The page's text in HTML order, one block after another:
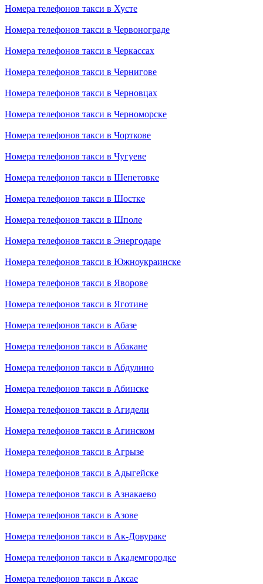
Номера телефонов такси в Хусте
Номера телефонов такси в Червонограде
Номера телефонов такси в Черкассах
Номера телефонов такси в Чернигове
Номера телефонов такси в Черновцах
Номера телефонов такси в Черноморске
Номера телефонов такси в Чорткове
Номера телефонов такси в Чугуеве
Номера телефонов такси в Шепетовке
Номера телефонов такси в Шостке
Номера телефонов такси в Шполе
Номера телефонов такси в Энергодаре
Номера телефонов такси в Южноукраинске
Номера телефонов такси в Яворове
Номера телефонов такси в Яготине
Номера телефонов такси в Абазе
Номера телефонов такси в Абакане
Номера телефонов такси в Абдулино
Номера телефонов такси в Абинске
Номера телефонов такси в Агидели
Номера телефонов такси в Агинском
Номера телефонов такси в Агрызе
Номера телефонов такси в Адыгейске
Номера телефонов такси в Азнакаево
Номера телефонов такси в Азове
Номера телефонов такси в Ак-Довураке
Номера телефонов такси в Академгородке
Номера телефонов такси в Аксае